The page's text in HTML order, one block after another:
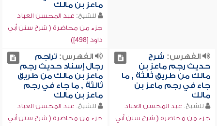
ماعز بن مالك
للشيخ: عبد المحسن العباد
جزء من محاضرة ( شرح سنن أبي
داود [498])
الفهرس: شرح
حديث رجم ماعز بن
مالك من طريق ثالثة , ما
جاء في رجم ماعز بن
مالك
للشيخ: عبد المحسن العباد
جزء من محاضرة ( شرح سنن أبي
الفهرس: تراجم
رجال إسناد حديث رجم
ماعز بن مالك من طريق
ثالثة , ما جاء في رجم
ماعز بن مالك
للشيخ: عبد المحسن العباد
جزء من محاضرة ( شرح سنن أبي